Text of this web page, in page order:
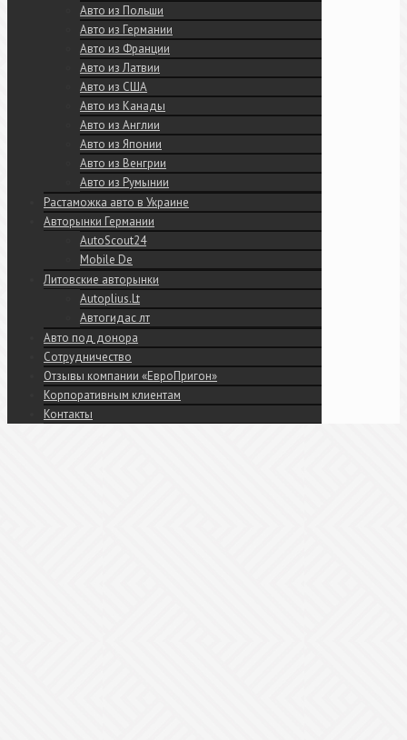
Авто из Польши
Авто из Германии
Авто из Франции
Авто из Латвии
Авто из США
Авто из Канады
Авто из Англии
Авто из Японии
Авто из Венгрии
Авто из Румынии
Растаможка авто в Украине
Авторынки Германии
AutoScout24
Mobile De
Литовские авторынки
Autoplius.Lt
Автогидас лт
Авто под донора
Сотрудничество
Отзывы компании «ЕвроПригон»
Корпоративным клиентам
Контакты